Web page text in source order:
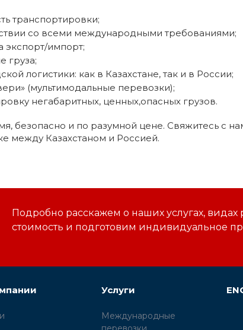
транспортировки;
со всеми международными требованиями;
импорт;
груза;
логистики: как в Казахстане, так и в России;
(мультимодальные перевозки);
негабаритных, ценных,опасных грузов.
безопасно и по разумной цене. Свяжитесь с
между Казахстаном и Россией.
Подробно расскажем о наших услугах, видах
стоимость и подготовим индивидуальное
Услуги
Международные